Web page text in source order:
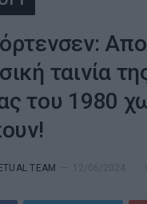
ταινία
του 1980
TEAM